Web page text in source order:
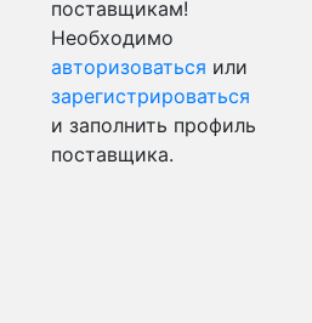
поставщикам!
Необходимо
авторизоваться или
зарегистрироваться
и заполнить профиль
поставщика.